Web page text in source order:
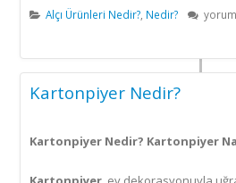
Alçı Ürünleri Nedir? Nedir?
Kartonpiyer Nedir?
Kartonpiyer Nedir? Kartonpiyer